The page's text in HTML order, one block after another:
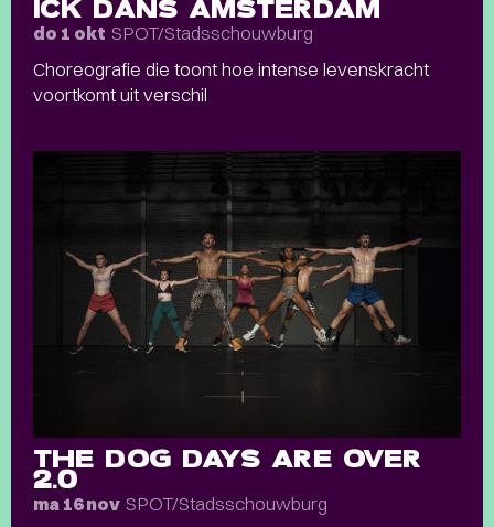
ICK DANS AMSTERDAM
do 1 okt SPOT/Stadsschouwburg
Choreografie die toont hoe intense levenskracht
voortkomt uit verschil
THE DOG DAYS ARE OVER
2.0
ma 16 nov SPOT/Stadsschouwburg